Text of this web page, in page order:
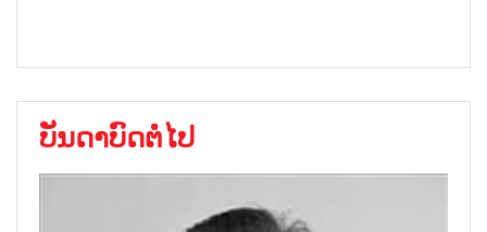
ບັນດາບົດຕໍ່ໄປ